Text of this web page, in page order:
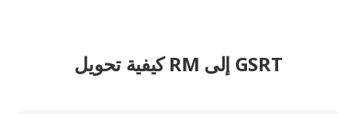
كيفية تحويل RM إلى GSRT